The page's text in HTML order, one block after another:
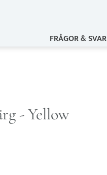
FRÅGOR & SVAR
- Yellow